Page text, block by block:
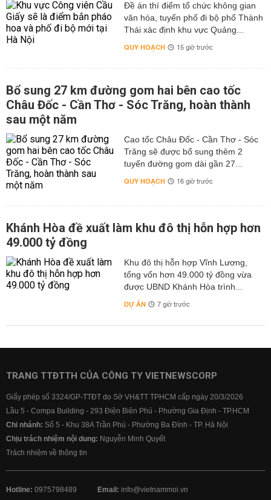
Đề án thí điểm tổ chức không gian
văn hóa, tuyến phố đi bộ phố Thành
Thái xác định khu vực Quảng...
QUY HOẠCH 15 giờ trước
Bổ sung 27 km đường gom hai bên cao tốc
Châu Đốc - Cần Thơ - Sóc Trăng, hoàn thành
sau một năm
Cao tốc Châu Đốc - Cần Thơ - Sóc
Trăng sẽ được bổ sung thêm 2
tuyến đường gom dài gần 27...
QUY HOẠCH 16 giờ trước
Khánh Hòa đề xuất làm khu đô thị hỗn hợp hơn
49.000 tỷ đồng
Khu đô thị hỗn hợp Vĩnh Lương,
tổng vốn hơn 49.000 tỷ đồng vừa
được UBND Khánh Hòa trình...
DỰ ÁN 7 giờ trước
TRANG TTĐTTH CỦA CÔNG TY VIETNEWSCORP
Giấy phép số 3324/GP-TTĐT do Sở VH&TT TPHCM cấp ngày 20/3/2026
Lầu 5 - Compa Building - 293 Điện Biên Phủ - Phường Gia Định - TP.HCM
Chi nhánh: Số 5 - Khu 38A Trần Phú - Phường Ba Đình - TP. Hà Nội
Chịu trách nhiệm nội dung: Nguyễn Minh Quyết
Trách nhiệm về thông tin
Hotline: 0975798489 Email: info@vietnammoi.vn